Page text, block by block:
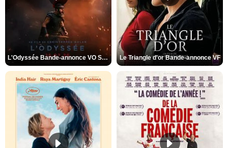
L'Odyssée Bande-annonce VO STFR Le Triangle d'or Bande-annonce VF